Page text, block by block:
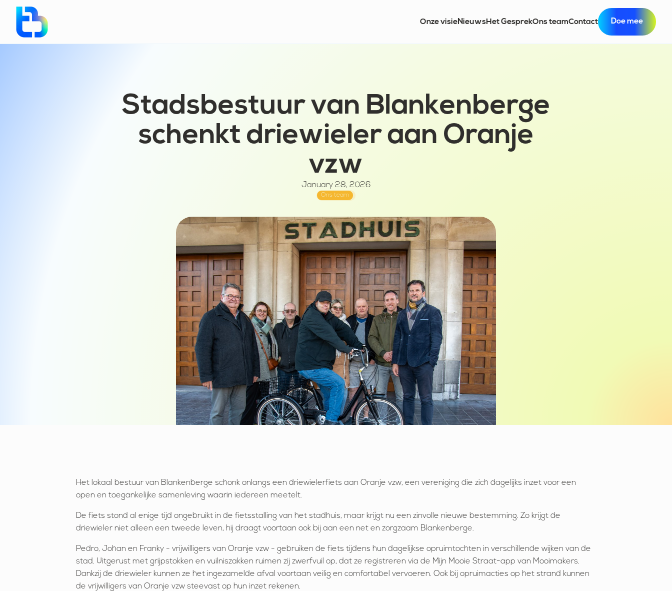
Onze visieNieuwsHet GesprekOns teamContact Doe mee
Stadsbestuur van Blankenberge
schenkt driewieler aan Oranje
vzw
January 28, 2026
Ons team
Het lokaal bestuur van Blankenberge schonk onlangs een driewielerfiets aan Oranje vzw, een vereniging die zich dagelijks inzet voor een
open en toegankelijke samenleving waarin iedereen meetelt.
De fiets stond al enige tijd ongebruikt in de fietsstalling van het stadhuis, maar krijgt nu een zinvolle nieuwe bestemming. Zo krijgt de
driewieler niet alleen een tweede leven, hij draagt voortaan ook bij aan een net en zorgzaam Blankenberge.
Pedro, Johan en Franky - vrijwilligers van Oranje vzw - gebruiken de fiets tijdens hun dagelijkse opruimtochten in verschillende wijken van de
stad. Uitgerust met grijpstokken en vuilniszakken ruimen zij zwerfvuil op, dat ze registreren via de Mijn Mooie Straat-app van Mooimakers.
Dankzij de driewieler kunnen ze het ingezamelde afval voortaan veilig en comfortabel vervoeren. Ook bij opruimacties op het strand kunnen
de vrijwilligers van Oranje vzw steevast op hun inzet rekenen.